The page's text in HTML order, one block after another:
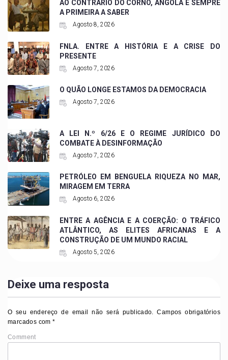
AO CONTRÁRIO DO CORNO, ANGOLA É SEMPRE
A PRIMEIRA A SABER
Agosto 8, 2026
FNLA. ENTRE A HISTÓRIA E A CRISE DO
PRESENTE
Agosto 7, 2026
O QUÃO LONGE ESTAMOS DA DEMOCRACIA
Agosto 7, 2026
A LEI N.º 6/26 E O REGIME JURÍDICO DO
COMBATE À DESINFORMAÇÃO
Agosto 7, 2026
PETRÓLEO EM BENGUELA RIQUEZA NO MAR,
MIRAGEM EM TERRA
Agosto 6, 2026
ENTRE A AGÊNCIA E A COERÇÃO: O TRÁFICO
ATLÂNTICO, AS ELITES AFRICANAS E A
CONSTRUÇÃO DE UM MUNDO RACIAL
Agosto 5, 2026
Deixe uma resposta
O seu endereço de email não será publicado. Campos obrigatórios
marcados com*
Comment